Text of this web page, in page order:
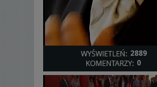
2889
0